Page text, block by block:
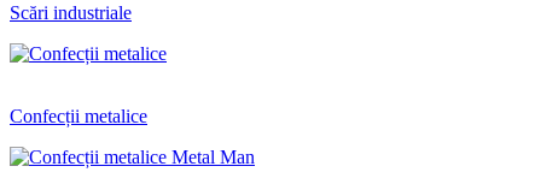
Scări industriale
Confecții metalice